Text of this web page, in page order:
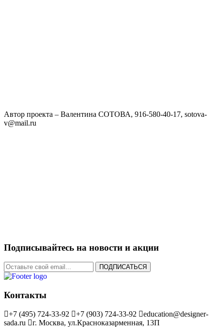
Автор проекта – Валентина СОТОВА, 916-580-40-17, sotova-
v@mail.ru
Подписывайтесь на новости и акции
ПОДПИСАТЬСЯ
Контакты
+7 (495) 724-33-92 +7 (903) 724-33-92
education@designer-
sada.ru
г. Москва, ул.Красноказарменная, 13П